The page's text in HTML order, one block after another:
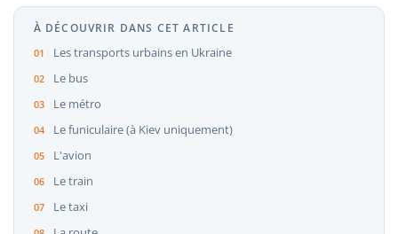
À DÉCOUVRIR DANS CET ARTICLE
Les transports urbains en Ukraine
Le bus
Le métro
Le funiculaire (à Kiev uniquement)
L'avion
Le train
Le taxi